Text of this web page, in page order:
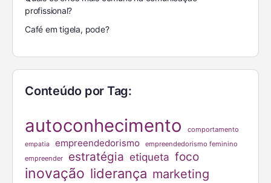
profissional?
Café em tigela, pode?
Conteúdo por Tag:
autoconhecimento comportamento
empatia empreendedorismo
empreendedorismo feminino
empreender
estratégia etiqueta foco
inovação liderança marketing